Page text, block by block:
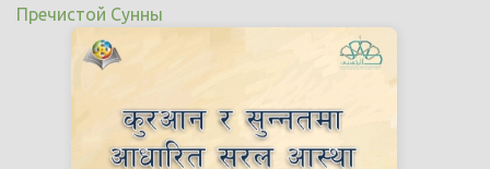
Пречистой Сунны